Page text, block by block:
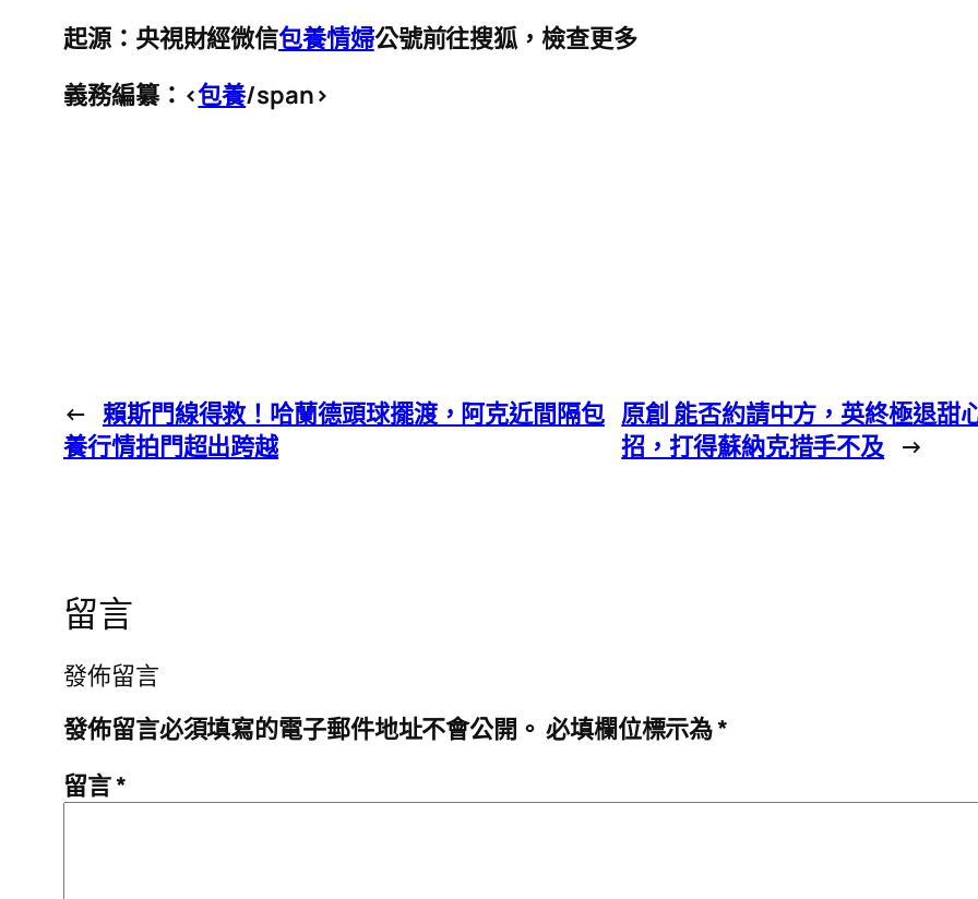
起源：央視財經微信包養情婦公號前往搜狐，檢查更多
義務編纂： <包養/span>
← 賴斯門線得救！哈蘭德頭球擺渡，阿克近間隔包
養行情拍門超出跨越
原創 能否約請中方，英終極退
招，打得蘇納克措手不及 →
留言
發佈留言
發佈留言必須填寫的電子郵件地址不會公開。 必填欄位標示為*
留言*